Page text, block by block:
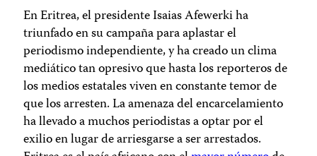
En Eritrea, el presidente Isaias Afewerki ha
triunfado en su campaña para aplastar el
periodismo independiente, y ha creado un clima
mediático tan opresivo que hasta los reporteros de
los medios estatales viven en constante temor de
que los arresten. La amenaza del encarcelamiento
ha llevado a muchos periodistas a optar por el
exilio en lugar de arriesgarse a ser arrestados.